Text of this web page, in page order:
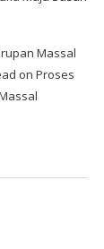
Massal
on Proses